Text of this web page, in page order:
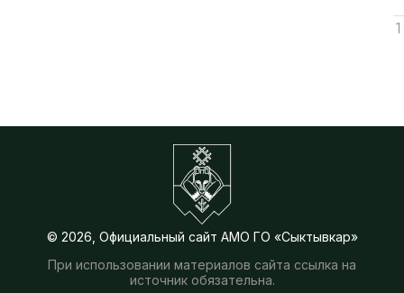
© 2026, Официальный сайт АМО ГО «Сыктывкар»
При использовании материалов сайта ссылка на
источник обязательна.